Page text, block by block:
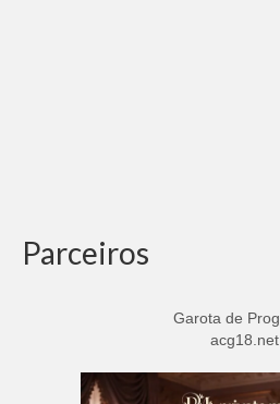
Parceiros
Garota de
acg18.net